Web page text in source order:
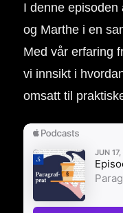
I denne episoden
og Marthe i en
Med vår erfaring
vi innsikt i
omsatt til